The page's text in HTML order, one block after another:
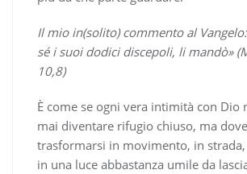
Il mio in(solito) commento al
sé i suoi dodici discepoli, li mandò»
10,8)
È come se ogni vera intimità con Dio
mai diventare rifugio chiuso, ma
trasformarsi in movimento, in strada,
in una luce abbastanza umile da